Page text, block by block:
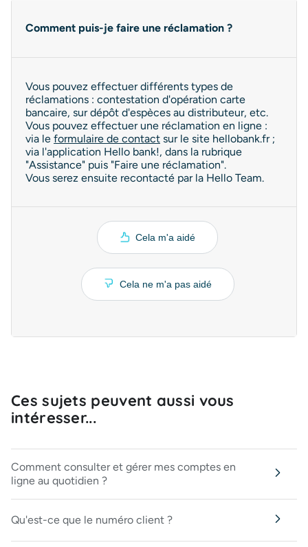
Comment puis-je faire une réclamation ?
Vous pouvez effectuer différents types de
réclamations : contestation d'opération carte
bancaire, sur dépôt d'espèces au distributeur, etc.
Vous pouvez effectuer une réclamation en ligne :
via le formulaire de contact sur le site hellobank.fr ;
via l'application Hello bank!, dans la rubrique
"Assistance" puis "Faire une réclamation".
Vous serez ensuite recontacté par la Hello Team.
Cela m'a aidé
Cela ne m'a pas aidé
Ces sujets peuvent aussi vous
intéresser...
Comment consulter et gérer mes comptes en
ligne au quotidien ?
Qu'est-ce que le numéro client ?